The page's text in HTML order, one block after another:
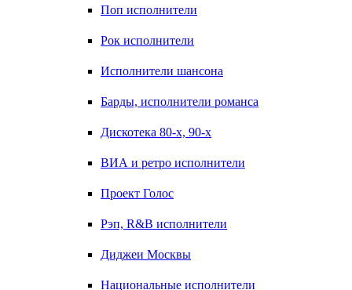
Поп исполнители
Рок исполнители
Исполнители шансона
Барды, исполнители романса
Дискотека 80-х, 90-х
ВИА и ретро исполнители
Проект Голос
Рэп, R&B исполнители
Диджеи Москвы
Национальные исполнители